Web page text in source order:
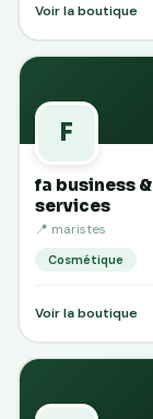
Voir la boutique
F
fa business &
services
📍 maristes
Cosmétique
Voir la boutique